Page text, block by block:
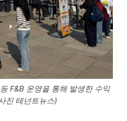
F&B 운영을 통해 발생한 수익
진 테넌트뉴스)